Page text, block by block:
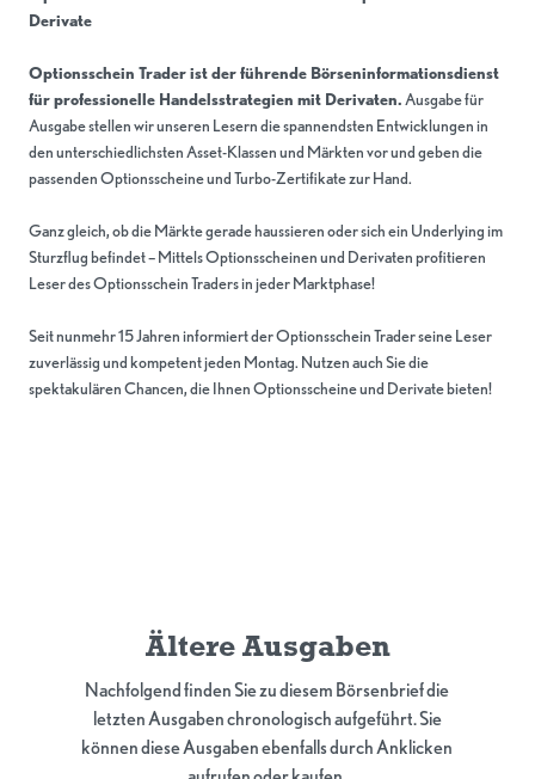
Derivate
Optionsschein Trader ist der führende Börseninformationsdienst
für professionelle Handelsstrategien mit Derivaten.Ausgabe für
Ausgabe stellen wir unseren Lesern die spannendsten Entwicklungen in
den unterschiedlichsten Asset-Klassen und Märkten vor und geben die
passenden Optionsscheine und Turbo-Zertifikate zur Hand.
Ganz gleich, ob die Märkte gerade haussieren oder sich ein Underlying im
Sturzflug befindet – Mittels Optionsscheinen und Derivaten profitieren
Leser des Optionsschein Traders in jeder Marktphase!
Seit nunmehr 15 Jahren informiert der Optionsschein Trader seine Leser
zuverlässig und kompetent jeden Montag. Nutzen auch Sie die
spektakulären Chancen, die Ihnen Optionsscheine und Derivate bieten!
Ältere Ausgaben
Nachfolgend finden Sie zu diesem Börsenbrief die
letzten Ausgaben chronologisch aufgeführt. Sie
können diese Ausgaben ebenfalls durch Anklicken